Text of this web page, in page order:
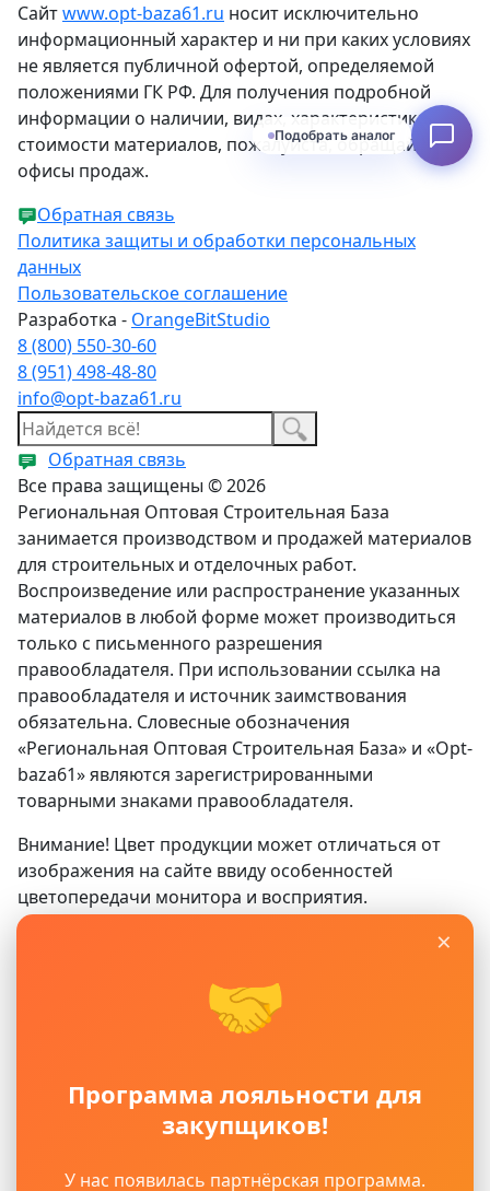
×
🤝
Программа лояльности для
закупщиков!
У нас появилась партнёрская программа.
Сайтwww.opt-baza61.ru носит исключительно
информационный характер и ни при каких условиях
не является публичной офертой, определяемой
положениями ГК РФ. Для получения подробной
информации о наличии, видах, характеристиках и
стоимости материалов, пожалуйста, обращайтесь в
офисы продаж.
Обратная связь
Политика защиты и обработки персональных
данных
Пользовательское соглашение
Разработка - OrangeBitStudio
8 (800) 550-30-60
8 (951) 498-48-80
info@opt-baza61.ru
Обратная связь
Все права защищены © 2026
Региональная Оптовая Строительная База
занимается производством и продажей материалов
для строительных и отделочных работ.
Воспроизведение или распространение указанных
материалов в любой форме может производиться
только с письменного разрешения
правообладателя. При использовании ссылка на
правообладателя и источник заимствования
обязательна. Словесные обозначения
«Региональная Оптовая Строительная База» и «Opt-
baza61» являются зарегистрированными
товарными знаками правообладателя.
Внимание! Цвет продукции может отличаться от
изображения на сайте ввиду особенностей
цветопередачи монитора и восприятия.
не является публичной офертой, определяемой
положениями ГК РФ. Для получения подробной
офисы продаж.
Политика защиты и обработки персональных
данных
Пользовательское соглашение
Подобрать аналог